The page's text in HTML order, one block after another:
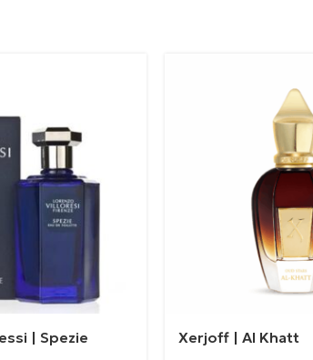
| Spezie Xerjoff | Al Khatt